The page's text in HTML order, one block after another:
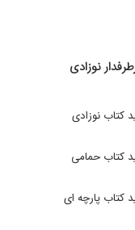
نوزادی
کتاب نوزادی
کتاب حمامی
کتاب پارچه ای